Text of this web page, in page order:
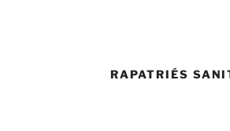
RAPATRIÉS